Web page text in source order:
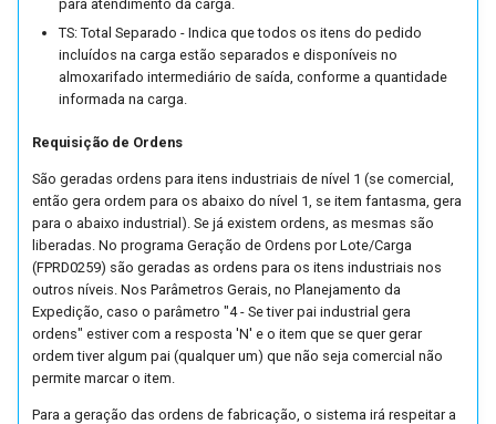
para atendimento da carga.
TS: Total Separado - Indica que todos os itens do pedido
incluídos na carga estão separados e disponíveis no
almoxarifado intermediário de saída, conforme a quantidade
informada na carga.
Requisição de Ordens
São geradas ordens para itens industriais de nível 1 (se comercial,
então gera ordem para os abaixo do nível 1, se item fantasma, gera
para o abaixo industrial). Se já existem ordens, as mesmas são
liberadas. No programa Geração de Ordens por Lote/Carga
(FPRD0259) são geradas as ordens para os itens industriais nos
outros níveis. Nos Parâmetros Gerais, no Planejamento da
Expedição, caso o parâmetro "4 - Se tiver pai industrial gera
ordens" estiver com a resposta 'N' e o item que se quer gerar
ordem tiver algum pai (qualquer um) que não seja comercial não
permite marcar o item.
Para a geração das ordens de fabricação, o sistema irá respeitar a